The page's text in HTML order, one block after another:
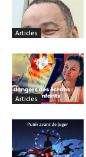
Articles
Articles